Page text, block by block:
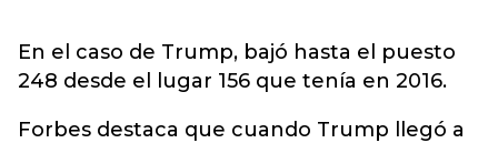
En el caso de Trump, bajó hasta el puesto
248 desde el lugar 156 que tenía en 2016.
Forbes destaca que cuando Trump llegó a